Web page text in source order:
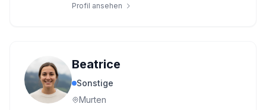
Profil ansehen
Beatrice
Sonstige
Murten